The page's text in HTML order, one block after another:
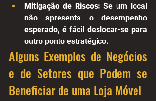
Mitigação de Riscos: Se um local
não apresenta o desempenho
esperado, é fácil deslocar-se para
outro ponto estratégico.
Alguns Exemplos de Negócios
e de Setores que Podem se
Beneficiar de uma Loja Móvel